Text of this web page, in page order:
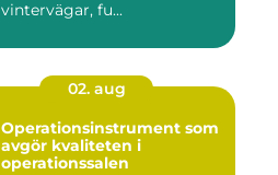
vintervägar, fu...
02. aug
Operationsinstrument som
avgör kvaliteten i
operationssalen